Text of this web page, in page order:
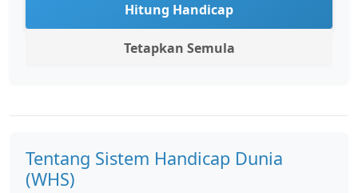
Hitung Handicap
Tetapkan Semula
Tentang Sistem Handicap Dunia
(WHS)